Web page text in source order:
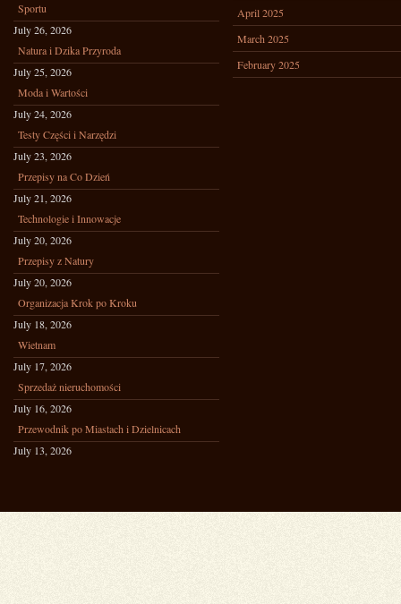
Sportu
July 26, 2026
Natura i Dzika Przyroda
July 25, 2026
Moda i Wartości
July 24, 2026
Testy Części i Narzędzi
July 23, 2026
Przepisy na Co Dzień
July 21, 2026
Technologie i Innowacje
July 20, 2026
Przepisy z Natury
July 20, 2026
Organizacja Krok po Kroku
July 18, 2026
Wietnam
July 17, 2026
Sprzedaż nieruchomości
July 16, 2026
Przewodnik po Miastach i Dzielnicach
July 13, 2026
April 2025
March 2025
February 2025